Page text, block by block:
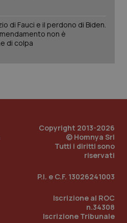
di Fauci e il perdono di Biden.
non è
di colpa
Copyright 2013-2026
© Homnya Srl
Tutti i diritti sono
riservati
P.I. e C.F. 13026241003
Iscrizione al ROC
n.34308
Iscrizione Tribunale